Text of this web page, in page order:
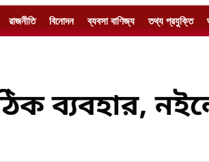
রাজনীতি বিনোদন ব্যবসা বাণিজ্য তথ্য প্রযুক্তি
ব্যবহার,